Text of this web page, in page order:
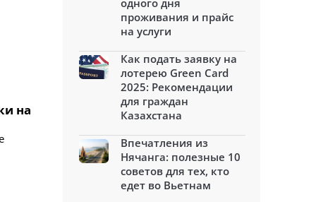
на
одного дня
проживания и прайс
на услуги
Как подать заявку на
лотерею Green Card
2025: Рекомендации
для граждан
Казахстана
Впечатления из
Нячанга: полезные 10
советов для тех, кто
едет во Вьетнам